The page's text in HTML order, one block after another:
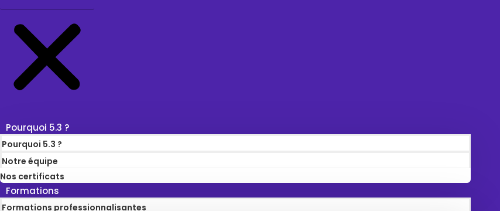
Pourquoi 5.3 ?
Pourquoi 5.3 ?
Notre équipe
Nos certificats
Formations
Formations professionnalisantes